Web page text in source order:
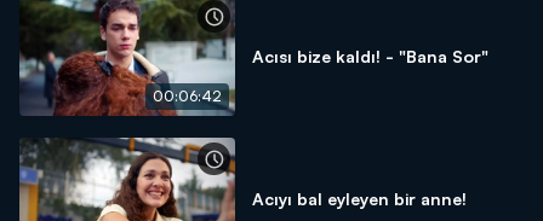
00:06:42
Acısı bize kaldı! - "Bana Sor"
Acıyı bal eyleyen bir anne!